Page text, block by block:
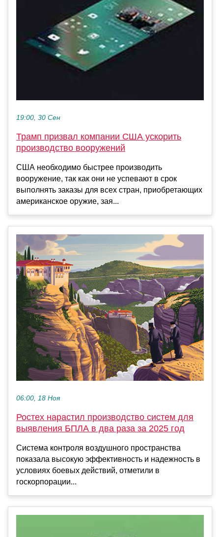
19:00, 30 Сен
Трамп призвал компании США ускорить
производство вооружений
США необходимо быстрее производить
вооружение, так как они не успевают в срок
выполнять заказы для всех стран, приобретающих
американское оружие, зая...
06:00, 18 Ноя
Ростех нарастил производство систем для
выявления БПЛА в два раза за 2025 год
Система контроля воздушного пространства
показала высокую эффективность и надежность в
условиях боевых действий, отметили в
госкорпорации...